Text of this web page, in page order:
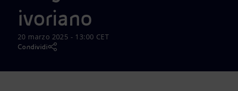
Market Abuse
ivoriano
20 marzo 2025 - 13:00 CET
Condividi